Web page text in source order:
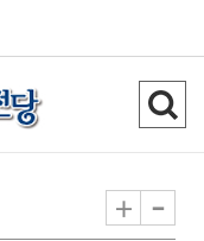
검
색
기
+ -